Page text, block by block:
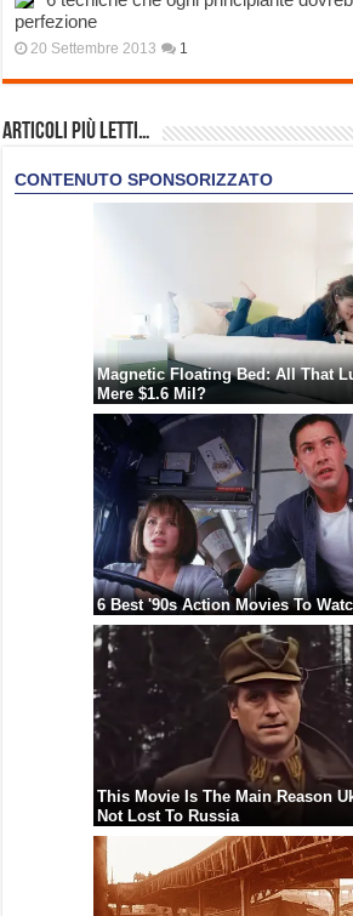
perfezione
20 Settembre 2013 1
Articoli più Letti…